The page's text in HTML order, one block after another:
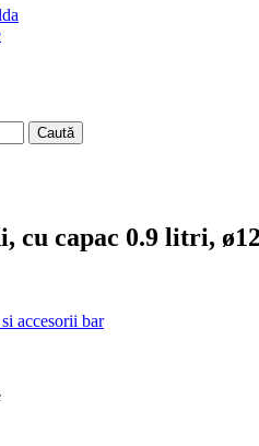
cu capac 0.9 litri,
accesorii bar